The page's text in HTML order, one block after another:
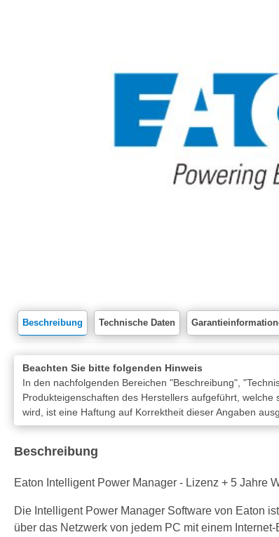
Beschreibung Technische Daten
Beachten Sie bitte folgenden Hinweis
In den nachfolgenden Bereichen "Beschreibung",
Produkteigenschaften des Herstellers aufgeführt,
wird, ist eine Haftung auf Korrektheit dieser Angaben
Beschreibung
Eaton Intelligent Power Manager - Lizenz + 5 Jahre
Die Intelligent Power Manager Software von Eaton
über das Netzwerk von jedem PC mit einem